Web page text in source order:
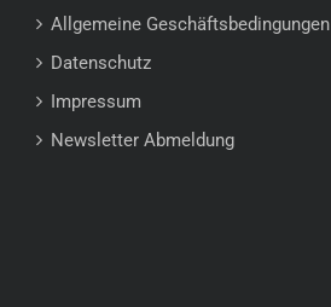
Allgemeine Geschäftsbedingungen
Datenschutz
Impressum
Newsletter Abmeldung